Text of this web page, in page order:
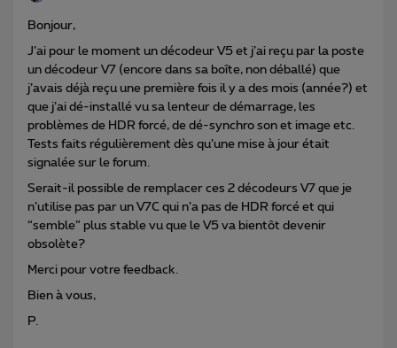
Bonjour,
J’ai pour le moment un décodeur V5 et j’ai reçu par la poste
un décodeur V7 (encore dans sa boîte, non déballé) que
j’avais déjà reçu une première fois il y a des mois (année?) et
que j’ai dé-installé vu sa lenteur de démarrage, les
problèmes de HDR forcé, de dé-synchro son et image etc.
Tests faits régulièrement dès qu’une mise à jour était
signalée sur le forum.
Serait-il possible de remplacer ces 2 décodeurs V7 que je
n’utilise pas par un V7C qui n’a pas de HDR forcé et qui
“semble” plus stable vu que le V5 va bientôt devenir
obsolète?
Merci pour votre feedback.
Bien à vous,
P.